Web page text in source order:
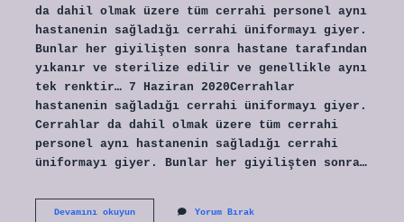
da dahil olmak üzere tüm cerrahi personel aynı
hastanenin sağladığı cerrahi üniformayı giyer.
Bunlar her giyilişten sonra hastane tarafından
yıkanır ve sterilize edilir ve genellikle aynı
tek renktir… 7 Haziran 2020Cerrahlar
hastanenin sağladığı cerrahi üniformayı giyer.
Cerrahlar da dahil olmak üzere tüm cerrahi
personel aynı hastanenin sağladığı cerrahi
üniformayı giyer. Bunlar her giyilişten sonra…
Devamını okuyunSteril
Yorum Bırak